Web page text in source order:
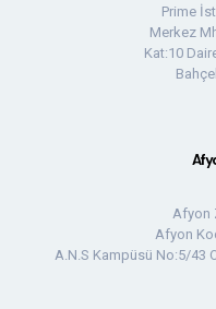
Prime
Merkez
Kat:10
Afyon
Afyon
A.N.S Kampüsü No:5/43